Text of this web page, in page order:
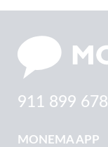
911 899 678
MONEMA APP